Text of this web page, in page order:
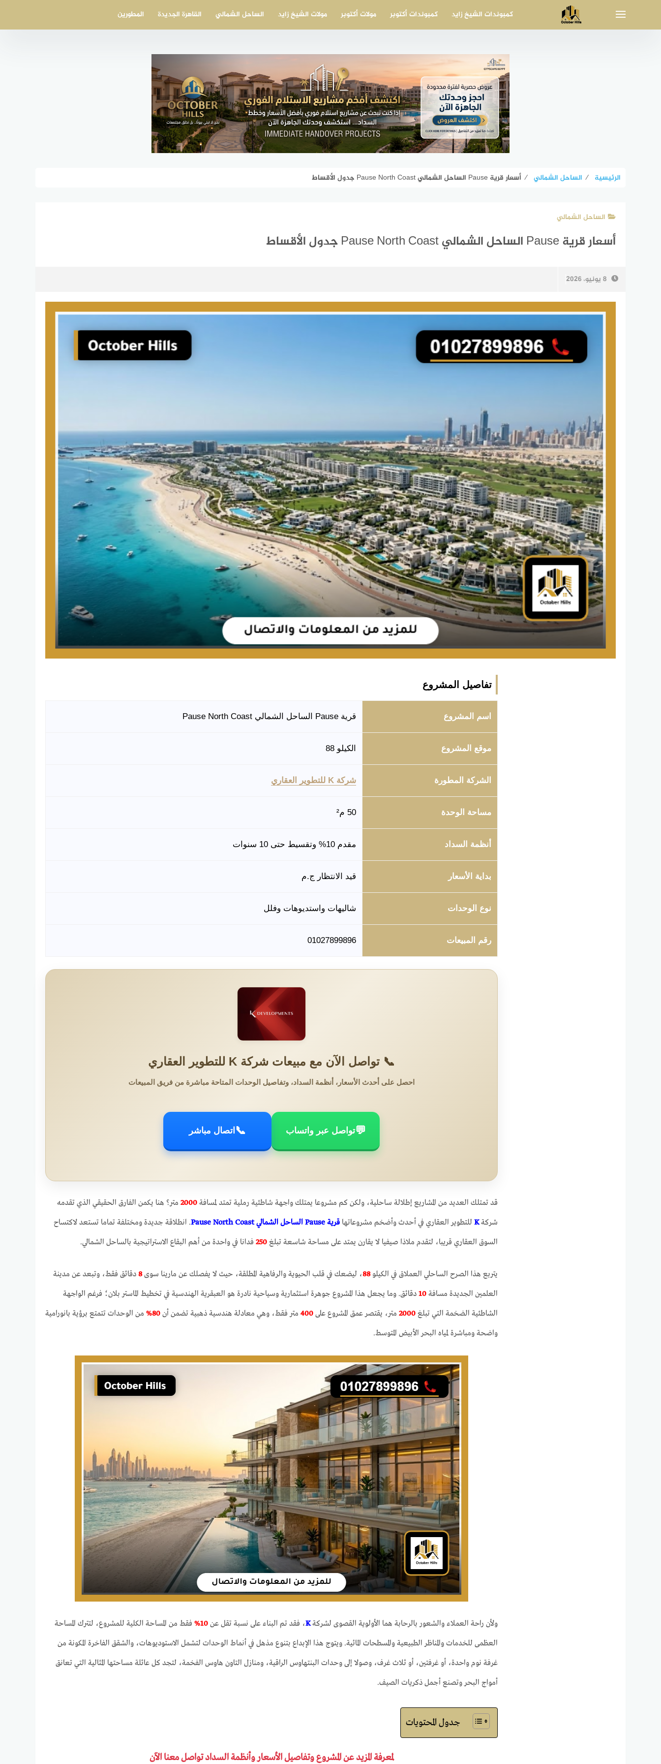
كمبوندات الشيخ زايد كمبوندات أكتوبر مولات أكتوبر مولات الشيخ زايد الساحل الشمالي القاهرة الجديدة المطورين
الرئيسية ⁄ الساحل الشمالي ⁄ أسعار قرية Pause الساحل الشمالي Pause North Coast جدول الأقساط
الساحل الشمالي
أسعار قرية Pause الساحل الشمالي Pause North Coast جدول الأقساط
8 يونيو، 2026
تفاصيل المشروع
اسم المشروع قرية Pause الساحل الشمالي Pause North Coast
موقع المشروع الكيلو 88
الشركة المطورة شركة K للتطوير العقاري
مساحة الوحدة 50 م²
أنظمة السداد مقدم 10% وتقسيط حتى 10 سنوات
بداية الأسعار قيد الانتظار ج.م
نوع الوحدات شاليهات واستديوهات وفلل
رقم المبيعات 01027899896
📞 تواصل الآن مع مبيعات شركة K للتطوير العقاري
احصل على أحدث الأسعار، أنظمة السداد، وتفاصيل الوحدات المتاحة مباشرة من فريق المبيعات
💬تواصل عبر واتساب 📞 اتصال مباشر
قد تمتلك العديد من المشاريع إطلالة ساحلية، ولكن كم مشروعا يمتلك واجهة شاطئية رملية تمتد لمسافة 2000 متر؟ هنا يكمن الفارق الحقيقي الذي تقدمه
شركةK للتطوير العقاري في أحدث وأضخم مشروعاتها قرية Pause الساحل الشمالي Pause North Coast. انطلاقة جديدة ومختلفة تماما تستعد لاكتساح
السوق العقاري قريبا، لتقدم ملاذا صيفيا لا يقارن يمتد على مساحة شاسعة تبلغ 250 فدانا في واحدة من أهم البقاع الاستراتيجية بالساحل الشمالي.
يتربع هذا الصرح الساحلي العملاق في الكيلو88، ليضعك في قلب الحيوية والرفاهية المطلقة، حيث لا يفصلك عن مارينا سوى8 دقائق فقط، وتبعد عن مدينة
العلمين الجديدة مسافة 10 دقائق. وما يجعل هذا المشروع جوهرة استثمارية وسياحية نادرة هو العبقرية الهندسية في تخطيط الماستر بلان؛ فرغم الواجهة
الشاطئية الضخمة التي تبلغ 2000 متر، يقتصر عمق المشروع على 400 متر فقط، وهي معادلة هندسية ذهبية تضمن أن 80%
من الوحدات تتمتع برؤية بانورامية
واضحة ومباشرة لمياه البحر الأبيض المتوسط.
ولأن راحة العملاء والشعور بالرحابة هما الأولوية القصوى لشركةK، فقد تم البناء على نسبة تقل عن 10%
فقط من المساحة الكلية للمشروع، لتترك المساحة
العظمى للخدمات والمناظر الطبيعية والمسطحات المائية. ويتوج هذا الإبداع بتنوع مذهل في أنماط الوحدات لتشمل الاستوديوهات، والشقق الفاخرة المكونة من
غرفة نوم واحدة، أو غرفتين، أو ثلاث غرف، وصولا إلى وحدات البنتهاوس الراقية، ومنازل التاون هاوس الفخمة، لتجد كل عائلة مساحتها المثالية التي تعانق
أمواج البحر وتصنع أجمل ذكريات الصيف.
جدول المحتويات
لمعرفة المزيد عن المشروع وتفاصيل الأسعار وأنظمة السداد تواصل معنا الآن